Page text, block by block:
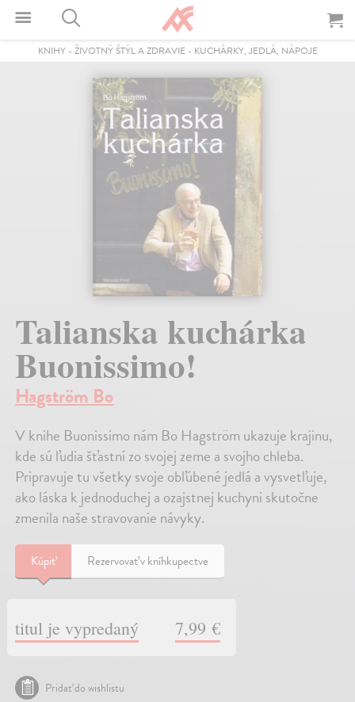
KNIHY- ŽIVOTNÝ ŠTÝL A ZDRAVIE- KUCHÁRKY, JEDLÁ, NÁPOJE
Talianska kuchárka
Buonissimo!
Hagström Bo
V knihe Buonissimo nám Bo Hagström ukazuje krajinu,
kde sú ľudia šťastní zo svojej zeme a svojho chleba.
Pripravuje tu všetky svoje obľúbené jedlá a vysvetľuje,
ako láska k jednoduchej a ozajstnej kuchyni skutočne
zmenila naše stravovanie návyky.
Kúpiť Rezervovať v kníhkupectve
titul je vypredaný 7,99 €
Pridať do wishlistu